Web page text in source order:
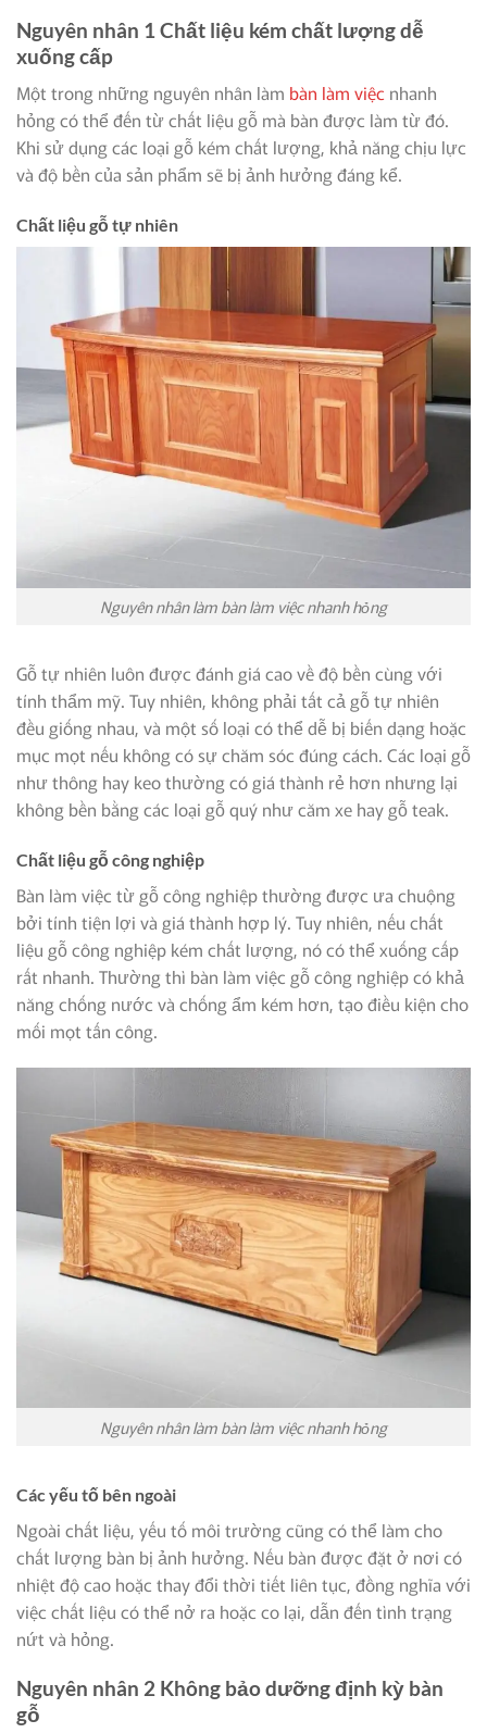
Nguyên nhân 1 Chất liệu kém chất lượng dễ
xuống cấp
Một trong những nguyên nhân làm bàn làm việc nhanh
hỏng có thể đến từ chất liệu gỗ mà bàn được làm từ đó.
Khi sử dụng các loại gỗ kém chất lượng, khả năng chịu lực
và độ bền của sản phẩm sẽ bị ảnh hưởng đáng kể.
Chất liệu gỗ tự nhiên
Nguyên nhân làm bàn làm việc nhanh hỏng
Gỗ tự nhiên luôn được đánh giá cao về độ bền cùng với
tính thẩm mỹ. Tuy nhiên, không phải tất cả gỗ tự nhiên
đều giống nhau, và một số loại có thể dễ bị biến dạng hoặc
mục mọt nếu không có sự chăm sóc đúng cách. Các loại gỗ
như thông hay keo thường có giá thành rẻ hơn nhưng lại
không bền bằng các loại gỗ quý như căm xe hay gỗ teak.
Chất liệu gỗ công nghiệp
Bàn làm việc từ gỗ công nghiệp thường được ưa chuộng
bởi tính tiện lợi và giá thành hợp lý. Tuy nhiên, nếu chất
liệu gỗ công nghiệp kém chất lượng, nó có thể xuống cấp
rất nhanh. Thường thì bàn làm việc gỗ công nghiệp có khả
năng chống nước và chống ẩm kém hơn, tạo điều kiện cho
mối mọt tấn công.
Nguyên nhân làm bàn làm việc nhanh hỏng
Các yếu tố bên ngoài
Ngoài chất liệu, yếu tố môi trường cũng có thể làm cho
chất lượng bàn bị ảnh hưởng. Nếu bàn được đặt ở nơi có
nhiệt độ cao hoặc thay đổi thời tiết liên tục, đồng nghĩa với
việc chất liệu có thể nở ra hoặc co lại, dẫn đến tình trạng
nứt và hỏng.
Nguyên nhân 2 Không bảo dưỡng định kỳ bàn
gỗ